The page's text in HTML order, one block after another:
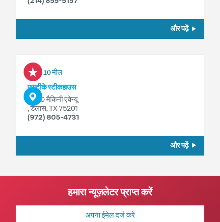
और पढ़ें
0.10 मील
एसटीके स्टीकहाउस
2000 मैकिनी एवेन्यू
, डलास, TX 75201
(972) 805-4731
और पढ़ें
हमारा न्यूज़लेटर प्राप्त करें
मेल